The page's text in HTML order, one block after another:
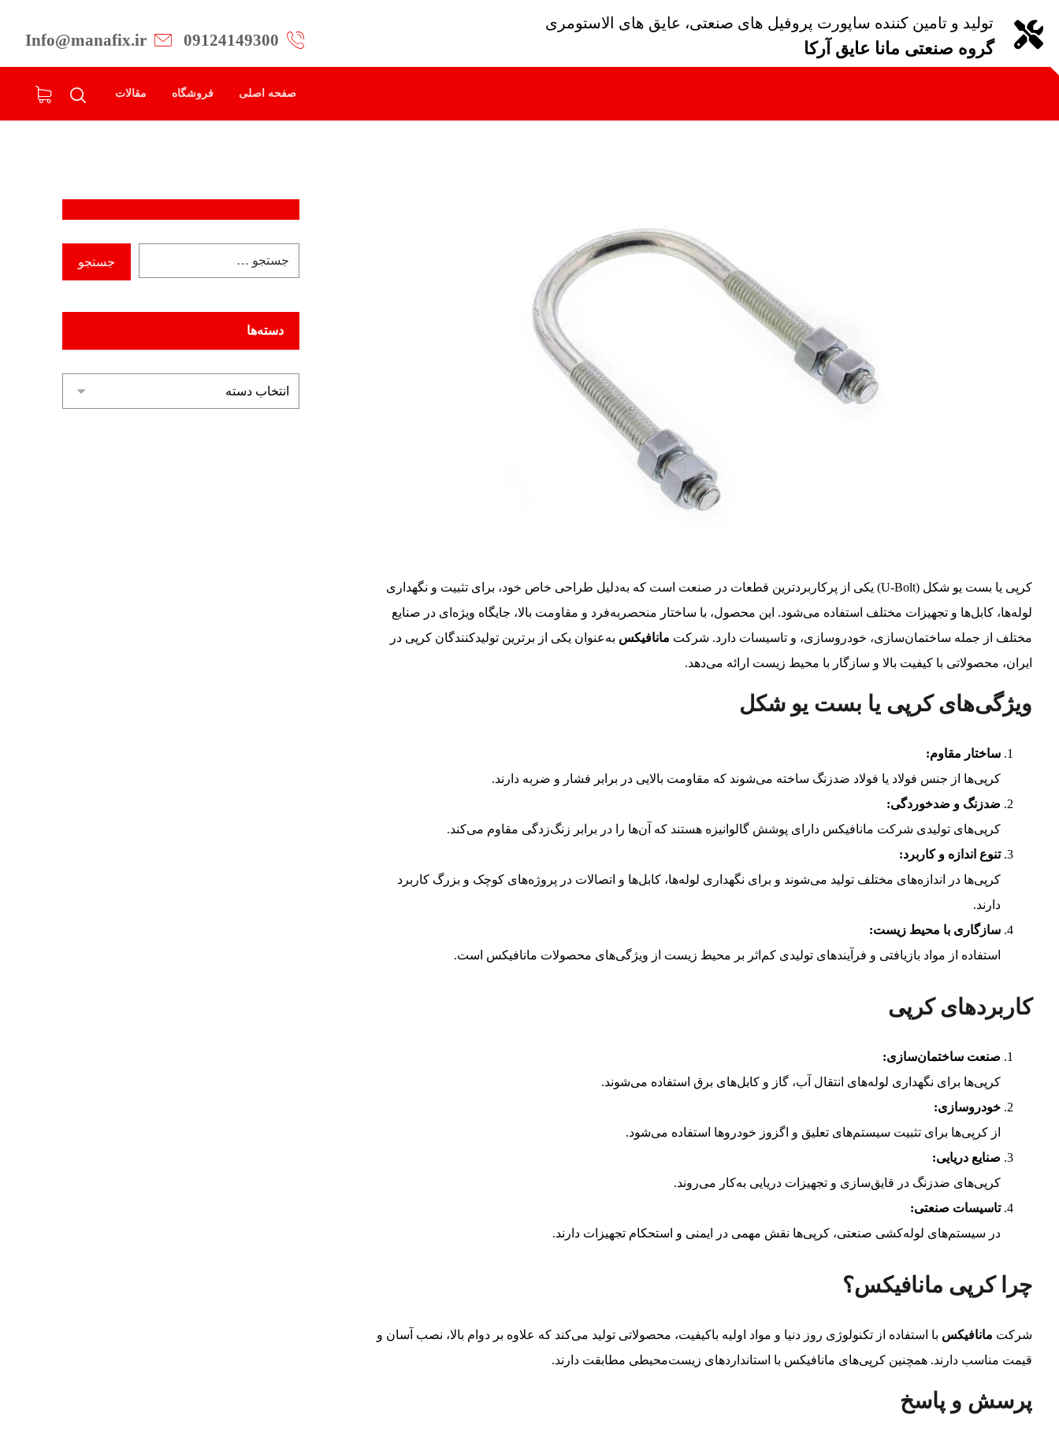
تولید و تامین کننده ساپورت پروفیل های صنعتی، عایق های الاستومری
گروه صنعتی مانا عایق آرکا Info@manafix.ir 09124149300
صفحه اصلی فروشگاه مقالات
کرپی یا بست یو شکل (U-Bolt) یکی از پرکاربردترین قطعات در صنعت است که به‌دلیل طراحی خاص خود، برای تثبیت و نگهداری
لوله‌ها، کابل‌ها و تجهیزات مختلف استفاده می‌شود. این محصول، با ساختار منحصر‌به‌فرد و مقاومت بالا، جایگاه ویژه‌ای در صنایع
مختلف از جمله ساختمان‌سازی، خودروسازی، و تاسیسات دارد. شرکت مانافیکس به‌عنوان یکی از برترین تولیدکنندگان کرپی در
ایران، محصولاتی با کیفیت بالا و سازگار با محیط زیست ارائه می‌دهد.
ویژگی‌های کرپی یا بست یو شکل
ساختار مقاوم:
کرپی‌ها از جنس فولاد یا فولاد ضدزنگ ساخته می‌شوند که مقاومت بالایی در برابر فشار و ضربه دارند.
ضدزنگ و ضدخوردگی:
کرپی‌های تولیدی شرکت مانافیکس دارای پوشش گالوانیزه هستند که آن‌ها را در برابر زنگ‌زدگی مقاوم می‌کند.
تنوع اندازه و کاربرد:
کرپی‌ها در اندازه‌های مختلف تولید می‌شوند و برای نگهداری لوله‌ها، کابل‌ها و اتصالات در پروژه‌های کوچک و بزرگ کاربرد
دارند.
سازگاری با محیط زیست:
استفاده از مواد بازیافتی و فرآیندهای تولیدی کم‌اثر بر محیط زیست از ویژگی‌های محصولات مانافیکس است.
کاربردهای کرپی
صنعت ساختمان‌سازی:
کرپی‌ها برای نگهداری لوله‌های انتقال آب، گاز و کابل‌های برق استفاده می‌شوند.
خودروسازی:
از کرپی‌ها برای تثبیت سیستم‌های تعلیق و اگزوز خودروها استفاده می‌شود.
صنایع دریایی:
کرپی‌های ضدزنگ در قایق‌سازی و تجهیزات دریایی به‌کار می‌روند.
تاسیسات صنعتی:
در سیستم‌های لوله‌کشی صنعتی، کرپی‌ها نقش مهمی در ایمنی و استحکام تجهیزات دارند.
چرا کرپی مانافیکس؟
شرکت مانافیکس با استفاده از تکنولوژی روز دنیا و مواد اولیه باکیفیت، محصولاتی تولید می‌کند که علاوه بر دوام بالا، نصب آسان و
قیمت مناسب دارند. همچنین کرپی‌های مانافیکس با استانداردهای زیست‌محیطی مطابقت دارند.
پرسش و پاسخ
دسته‌ها